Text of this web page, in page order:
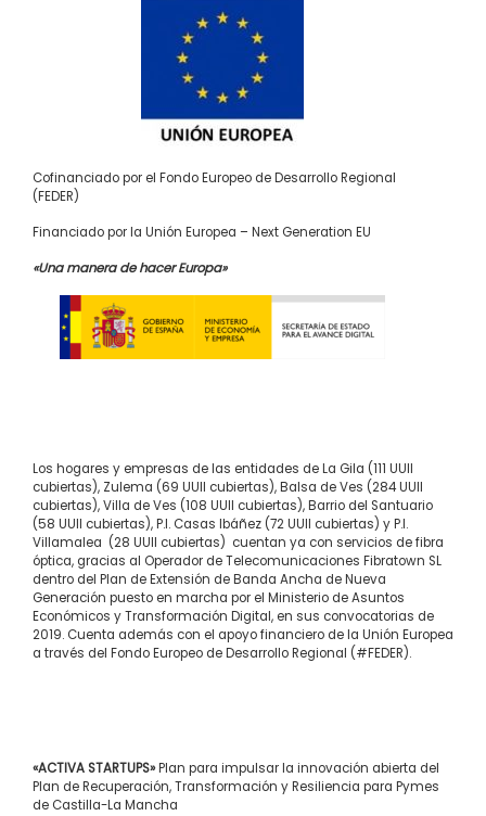
Cofinanciado por el Fondo Europeo de Desarrollo Regional
(FEDER)
Financiado por la Unión Europea – Next Generation EU
«Una manera de hacer Europa»
Los hogares y empresas de las entidades de La Gila (111 UUII
cubiertas), Zulema (69 UUII cubiertas), Balsa de Ves (284 UUII
cubiertas), Villa de Ves (108 UUII cubiertas), Barrio del Santuario
(58 UUII cubiertas), P.I. Casas Ibáñez (72 UUII cubiertas) y P.I.
Villamalea (28 UUII cubiertas) cuentan ya con servicios de fibra
óptica, gracias al Operador de Telecomunicaciones Fibratown SL
dentro del Plan de Extensión de Banda Ancha de Nueva
Generación puesto en marcha por el Ministerio de Asuntos
Económicos y Transformación Digital, en sus convocatorias de
2019. Cuenta además con el apoyo financiero de la Unión Europea
a través del Fondo Europeo de Desarrollo Regional (#FEDER).
«ACTIVA STARTUPS»Plan para impulsar la innovación abierta del
Plan de Recuperación, Transformación y Resiliencia para Pymes
de Castilla-La Mancha